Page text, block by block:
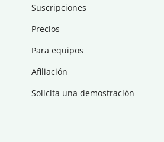
Suscripciones
Precios
Para equipos
Afiliación
Solicita una demostración